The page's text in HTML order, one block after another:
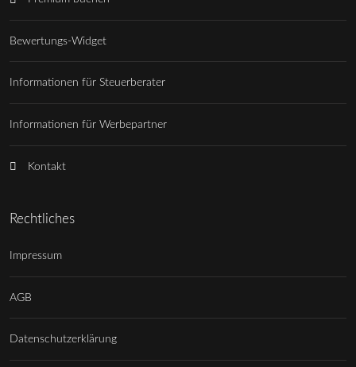
Bewertungs-Widget
Informationen für Steuerberater
Informationen für Werbepartner
Kontakt
Rechtliches
Impressum
AGB
Datenschutzerklärung